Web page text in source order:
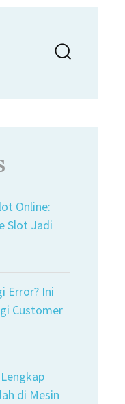
Online:
Slot Jadi
Error? Ini
Customer
di Mesin